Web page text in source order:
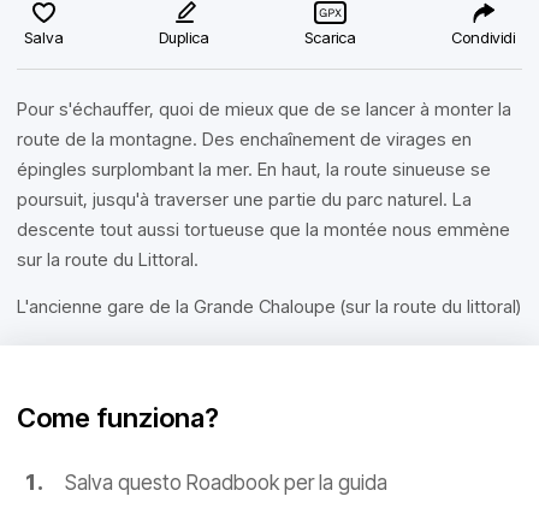
Salva Duplica Scarica Condividi
Pour s'échauffer, quoi de mieux que de se lancer à monter la
route de la montagne. Des enchaînement de virages en
épingles surplombant la mer. En haut, la route sinueuse se
poursuit, jusqu'à traverser une partie du parc naturel. La
descente tout aussi tortueuse que la montée nous emmène
sur la route du Littoral.
L'ancienne gare de la Grande Chaloupe (sur la route du littoral)
Come funziona?
Salva questo Roadbook per la guida